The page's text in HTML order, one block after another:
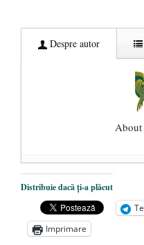
Despre autor
About
Dezvăluiri
președintele
Zelensky
- 13
Statul care
Distribuie dacă ți-a plăcut
Imprimare